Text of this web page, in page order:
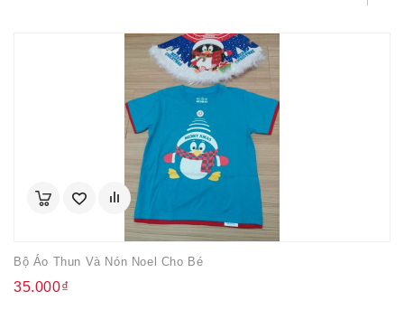
Bộ Áo Thun Và Nón Noel Cho Bé
35.000₫